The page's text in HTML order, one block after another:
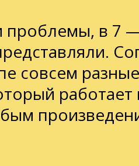
проблемы, в 7
совсем
работает